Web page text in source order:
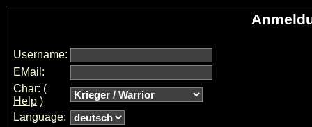
Username:
EMail:
Char: (
Help )
Language: